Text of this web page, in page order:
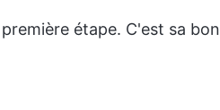
étape. C'est sa